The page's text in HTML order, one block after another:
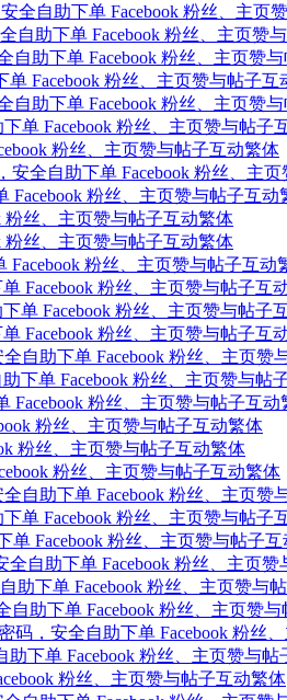
全自助下单 Facebook 粉丝、主页
自助下单 Facebook 粉丝、主页赞
自助下单 Facebook 粉丝、主页赞
Facebook 粉丝、主页赞与帖子互
自助下单 Facebook 粉丝、主页赞
单 Facebook 粉丝、主页赞与帖子
粉丝、主页赞与帖子互动繁体
安全自助下单 Facebook 粉丝、主
Facebook 粉丝、主页赞与帖子互动
粉丝、主页赞与帖子互动繁体
粉丝、主页赞与帖子互动繁体
粉丝、主页赞与帖子互动
Facebook 粉丝、主页赞与帖子互
单 Facebook 粉丝、主页赞与帖子
Facebook 粉丝、主页赞与帖子互
自助下单 Facebook 粉丝、主页赞
下单 Facebook 粉丝、主页赞与帖
Facebook 粉丝、主页赞与帖子互动
粉丝、主页赞与帖子互动繁体
粉丝、主页赞与帖子互动繁体
粉丝、主页赞与帖子互动繁体
自助下单 Facebook 粉丝、主页赞
单 Facebook 粉丝、主页赞与帖子
单 Facebook 粉丝、主页赞与帖子
自助下单 Facebook 粉丝、主页
助下单 Facebook 粉丝、主页赞与
自助下单 Facebook 粉丝、主页赞
码，安全自助下单 Facebook 粉丝
助下单 Facebook 粉丝、主页赞与帖
粉丝、主页赞与帖子互动繁体